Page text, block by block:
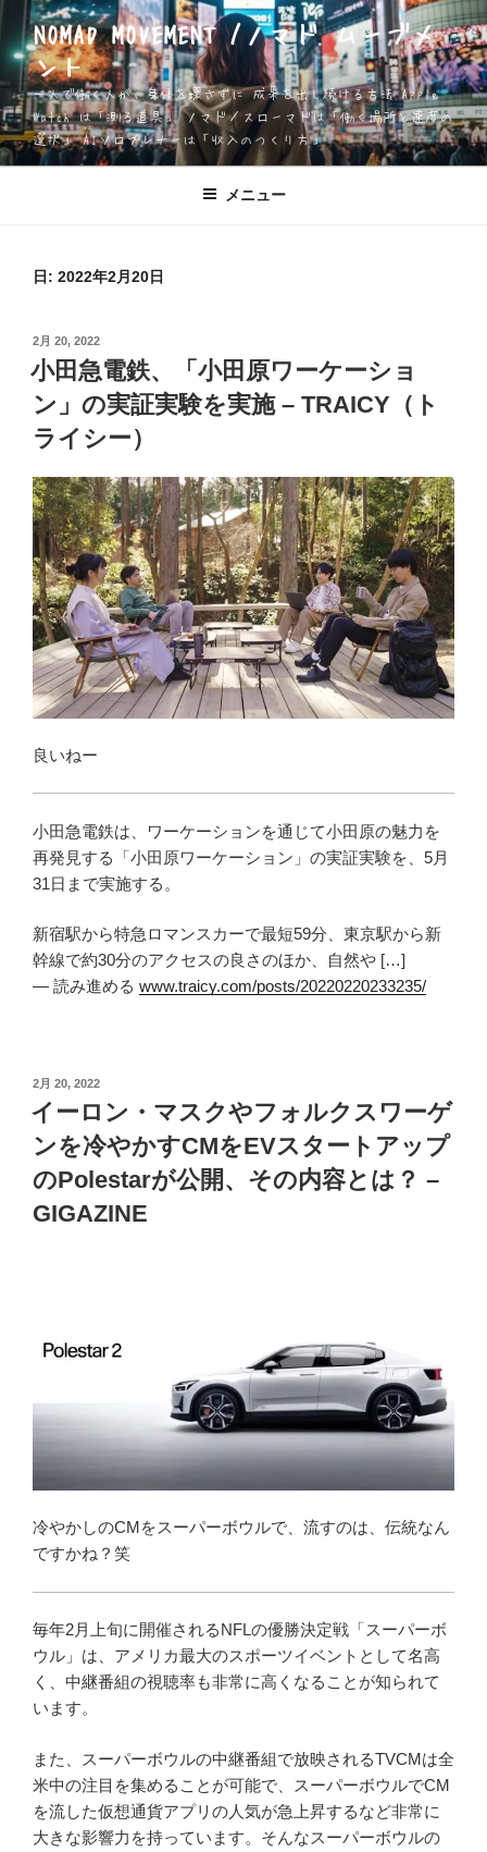
ン
テ
ン
ツ
へ
ス
NOMAD MOVEMENT /ノマド ムーブメ
ント
一人で働く人が、身体を壊さずに 成果を出し続ける方法 Apple
Watch は「測る道具」 ノマド／スローマドは「働く場所と速度の
選択」 AIソロプレナーは「収入のつくり方」
メニュー
日: 2022年2月20日
投
稿
日:
2月 20, 2022
小田急電鉄、「小田原ワーケーショ
ン」の実証実験を実施 – TRAICY（ト
ライシー）
良いねー
小田急電鉄は、ワーケーションを通じて小田原の魅力を
再発見する「小田原ワーケーション」の実証実験を、5月
31日まで実施する。
新宿駅から特急ロマンスカーで最短59分、東京駅から新
幹線で約30分のアクセスの良さのほか、自然や […]
— 読み進める www.traicy.com/posts/20220220233235/
投
日:
2月 20, 2022
イーロン・マスクやフォルクスワーゲ
ンを冷やかすCMをEVスタートアップ
のPolestarが公開、その内容とは？ –
GIGAZINE
冷やかしのCMをスーパーボウルで、流すのは、伝統なん
ですかね？笑
毎年2月上旬に開催されるNFLの優勝決定戦「スーパーボ
ウル」は、アメリカ最大のスポーツイベントとして名高
く、中継番組の視聴率も非常に高くなることが知られて
います。
また、スーパーボウルの中継番組で放映されるTVCMは全
米中の注目を集めることが可能で、スーパーボウルでCM
を流した仮想通貨アプリの人気が急上昇するなど非常に
大きな影響力を持っています。そんなスーパーボウルの